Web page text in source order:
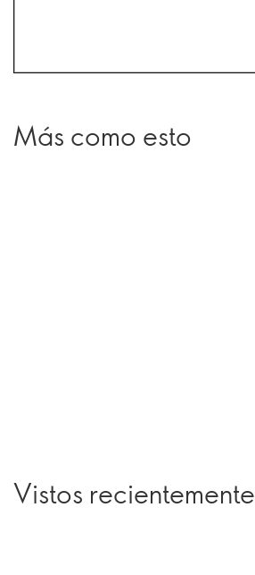
Más como esto
Vistos recientemente